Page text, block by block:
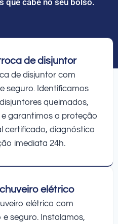
de disjuntor
de disjuntor com
seguro. Identificamos
queimados,
garantimos a proteção
certificado, diagnóstico
imediata 24h.
elétrico
elétrico com
seguro. Instalamos,